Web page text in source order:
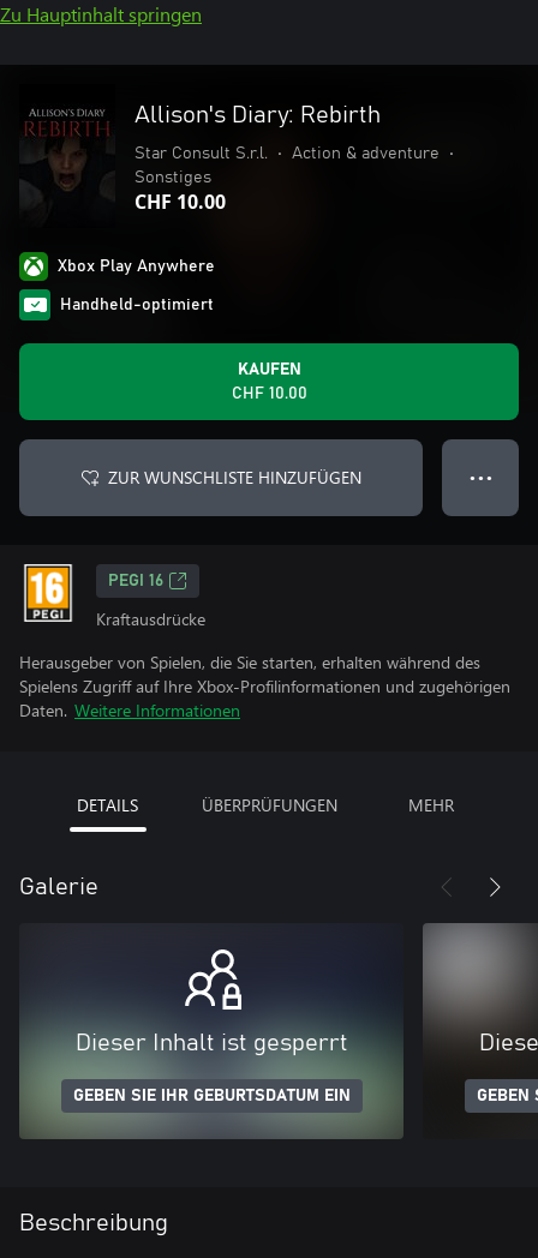
Zu Hauptinhalt springen
Allison's Diary: Rebirth
Star Consult S.r.l. • Action & adventure
•
Sonstiges
CHF 10.00
Xbox Play Anywhere
Handheld-optimiert
KAUFEN
CHF 10.00
ZUR WUNSCHLISTE HINZUFÜGEN ● ● ●
PEGI 16
Kraftausdrücke
Herausgeber von Spielen, die Sie starten, erhalten während des
Spielens Zugriff auf Ihre Xbox-Profilinformationen und zugehörigen
Daten. Weitere Informationen
DETAILS ÜBERPRÜFUNGEN MEHR
Galerie
Dieser Inhalt ist gesperrt
GEBEN SIE IHR GEBURTSDATUM EIN GEBEN
Beschreibung